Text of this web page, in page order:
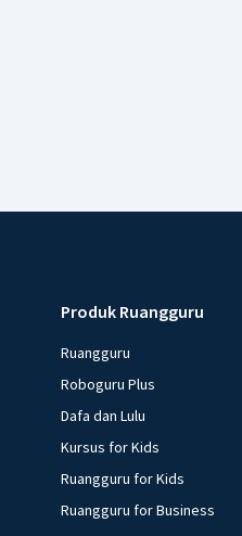
Produk Ruangguru
Ruangguru
Roboguru Plus
Dafa dan Lulu
Kursus for Kids
Ruangguru for Kids
Ruangguru for Business